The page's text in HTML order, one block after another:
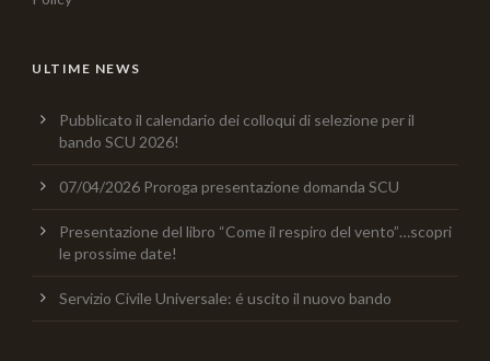
ULTIME NEWS
Pubblicato il calendario dei colloqui di selezione per il
bando SCU 2026!
07/04/2026 Proroga presentazione domanda SCU
Presentazione del libro “Come il respiro del vento”…scopri
le prossime date!
Servizio Civile Universale: é uscito il nuovo bando